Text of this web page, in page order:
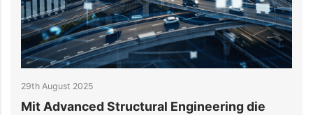
29th August 2025
Mit Advanced Structural Engineering die